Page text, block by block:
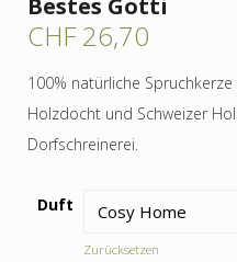
CHF26,70
100% natürliche
Holzdocht und Schweizer
Dorfschreinerei.
Duft
Zurücksetzen